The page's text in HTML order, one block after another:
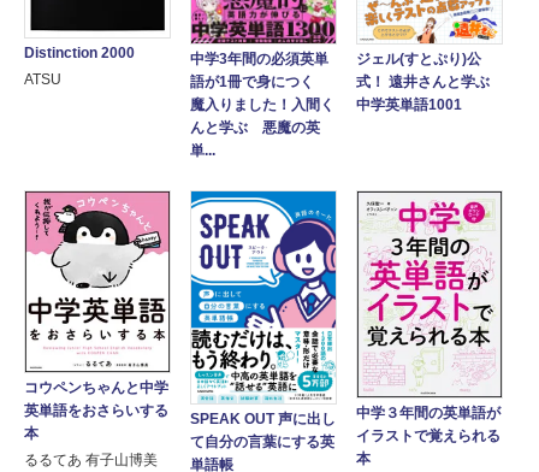
Distinction 2000
ATSU
中学3年間の必須英単
語が1冊で身につく
魔入りました！入間く
んと学ぶ 悪魔の英
単...
ジェル(すとぷり)公
式！ 遠井さんと学ぶ
中学英単語1001
コウペンちゃんと中学
英単語をおさらいする
本
るるてあ 有子山博美
SPEAK OUT 声に出し
て自分の言葉にする英
単語帳
中学３年間の英単語が
イラストで覚えられる
本